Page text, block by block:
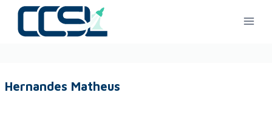
Hernandes Matheus